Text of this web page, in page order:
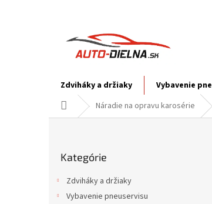
Zdviháky a držiaky Vybavenie
DomovNáradie na opravu karosérie
kategórie
Kategórie
Zdviháky a držiaky
Vybavenie pneuservisu